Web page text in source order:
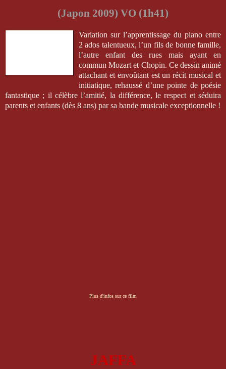
(Japon 2009) VO (1h41)
Variation sur l’apprentissage du piano entre
2 ados talentueux, l’un fils de bonne famille,
l’autre enfant des rues mais ayant en
commun Mozart et Chopin. Ce dessin animé
attachant et envoûtant est un récit musical et
initiatique, rehaussé d’une pointe de poésie
fantastique ; il célèbre l’amitié, la différence, le respect et séduira
parents et enfants (dès 8 ans) par sa bande musicale exceptionnelle !
Plus d'infos sur ce film
JAFFA